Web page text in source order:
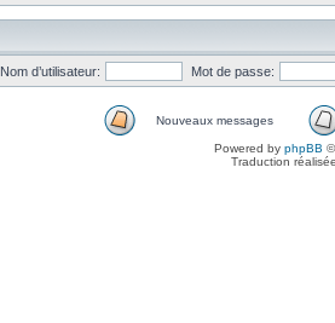
Nom d’utilisateur: Mot de passe:
Nouveaux messages
Powered by phpBB
Traduction